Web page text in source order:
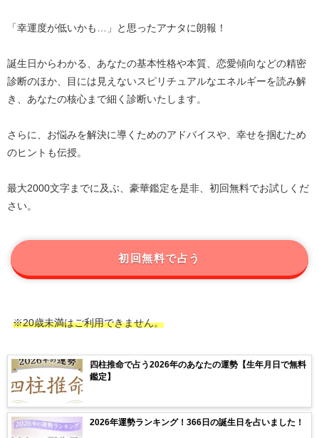
「幸運度が低いかも…」と思ったアナタに朗報！
誕生日からわかる、あなたの基本性格や本質、恋愛傾向などの精密
診断のほか、目には見えないスピリチュアルなエネルギーを読み解
き、あなたの核心まで細く診断いたします。
さらに、お悩みを解決に導くためのアドバイスや、幸せを掴むため
のヒントも伝授。
最大2000文字までに及ぶ、豪華鑑定を是非、初回無料でお試しくだ
さい。
初回無料で占う
※20歳未満はご利用できません。
四柱推命で占う2026年のあなたの運勢【生年月日で無料
鑑定】
2026年運勢ランキング！366日の誕生日を占いました！